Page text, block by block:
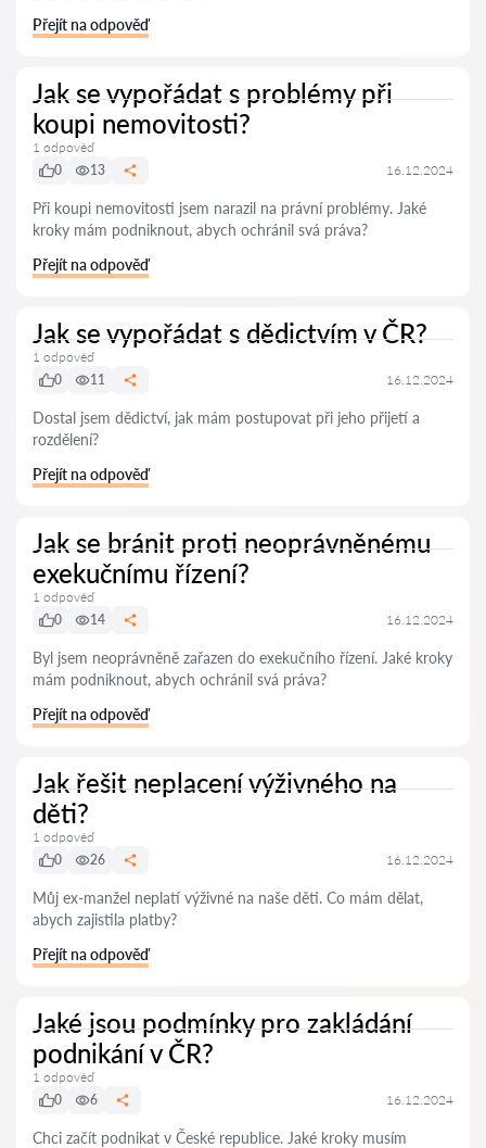
Přejít na odpověď
Jak se vypořádat s problémy při
koupi nemovitosti?
1 odpověď
0
13 16.12.2024
Při koupi nemovitosti jsem narazil na právní problémy. Jaké
kroky mám podniknout, abych ochránil svá práva?
Přejít na odpověď
Jak se vypořádat s dědictvím v ČR?
1 odpověď
0
11 16.12.2024
Dostal jsem dědictví, jak mám postupovat při jeho přijetí a
rozdělení?
Přejít na odpověď
Jak se bránit proti neoprávněnému
exekučnímu řízení?
1 odpověď
0
14 16.12.2024
Byl jsem neoprávněně zařazen do exekučního řízení. Jaké kroky
mám podniknout, abych ochránil svá práva?
Přejít na odpověď
Jak řešit neplacení výživného na
děti?
1 odpověď
0
26 16.12.2024
Můj ex-manžel neplatí výživné na naše děti. Co mám dělat,
abych zajistila platby?
Přejít na odpověď
Jaké jsou podmínky pro zakládání
podnikání v ČR?
1 odpověď
0
6 16.12.2024
Chci začít podnikat v České republice. Jaké kroky musím